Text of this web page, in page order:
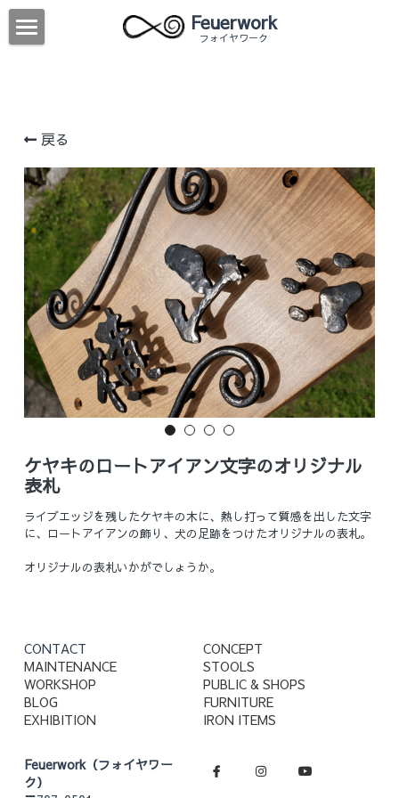
Feuerwork
  フォイヤワーク
WORK
STOOL & CHAIR
TABLE & DESK
SHELVE
LIGHTING
ACCESSORIES
ORDER MADE
SIGN
WROUGHT IRON
WORKSHOP
検索
Online Shop
戻る
ケヤキのロートアイアン文字のオリジナル
表札
ライブエッジを残したケヤキの木に、熱し打って質感を出した文字
に、ロートアイアンの飾り、犬の足跡をつけたオリジナルの表札。
オリジナルの表札いかがでしょうか。
CONTACT
MAINTENANCE
WORKSHOP
BLOG
EXHIBITION
CONCEPT
STOOLS
PUBLIC & SHOPS
FURNITURE
IRON ITEMS
Feuerwork（フォイヤワー
ク）
ブログカテゴリー
ワークショップ